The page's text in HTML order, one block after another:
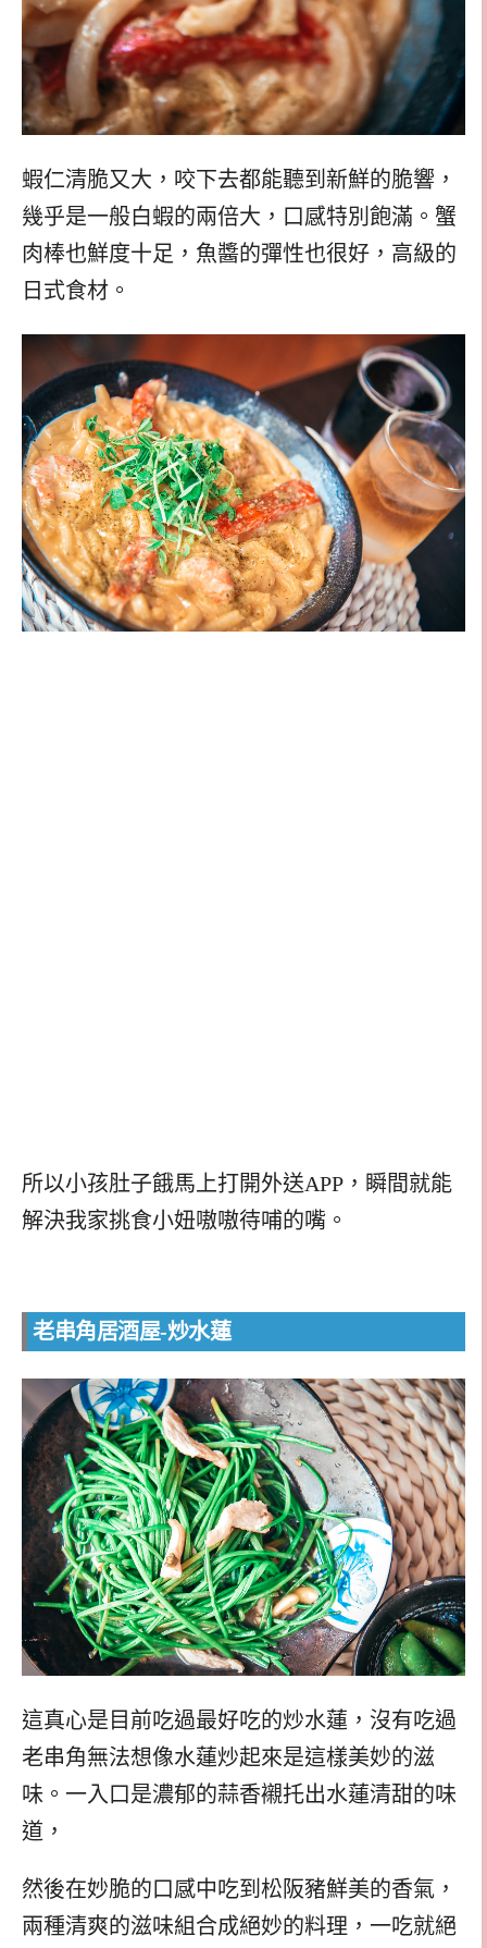
蝦仁清脆又大，咬下去都能聽到新鮮的脆響，
幾乎是一般白蝦的兩倍大，口感特別飽滿。蟹
肉棒也鮮度十足，魚醬的彈性也很好，高級的
日式食材。
所以小孩肚子餓馬上打開外送APP，瞬間就能
解決我家挑食小妞嗷嗷待哺的嘴。
老串角居酒屋-炒水蓮
這真心是目前吃過最好吃的炒水蓮，沒有吃過
老串角無法想像水蓮炒起來是這樣美妙的滋
味。一入口是濃郁的蒜香襯托出水蓮清甜的味
道，
然後在妙脆的口感中吃到松阪豬鮮美的香氣，
兩種清爽的滋味組合成絕妙的料理，一吃就絕